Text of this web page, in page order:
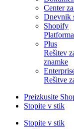
Center
Dnevnik
Shopify
Plus
Rešitev
znamke
Rešitve
Preizkusite
Stopite v stik
Stopite v stik